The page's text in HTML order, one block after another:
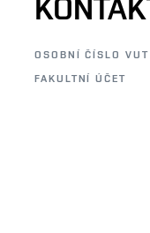
OSOBNÍ ČÍSLO VUT
FAKULTNÍ ÚČET